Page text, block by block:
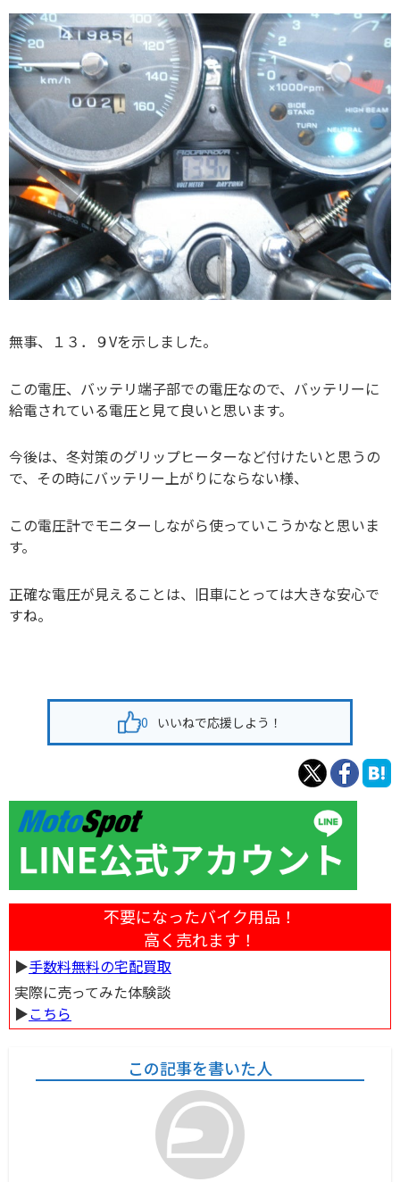
無事、１３．９Vを示しました。
この電圧、バッテリ端子部での電圧なので、バッテリーに
給電されている電圧と見て良いと思います。
今後は、冬対策のグリップヒーターなど付けたいと思うの
で、その時にバッテリー上がりにならない様、
この電圧計でモニターしながら使っていこうかなと思いま
す。
正確な電圧が見えることは、旧車にとっては大きな安心で
すね。
0 いいねで応援しよう！
不要になったバイク用品！
高く売れます！
▶︎手数料無料の宅配買取
実際に売ってみた体験談
▶︎こちら
この記事を書いた人